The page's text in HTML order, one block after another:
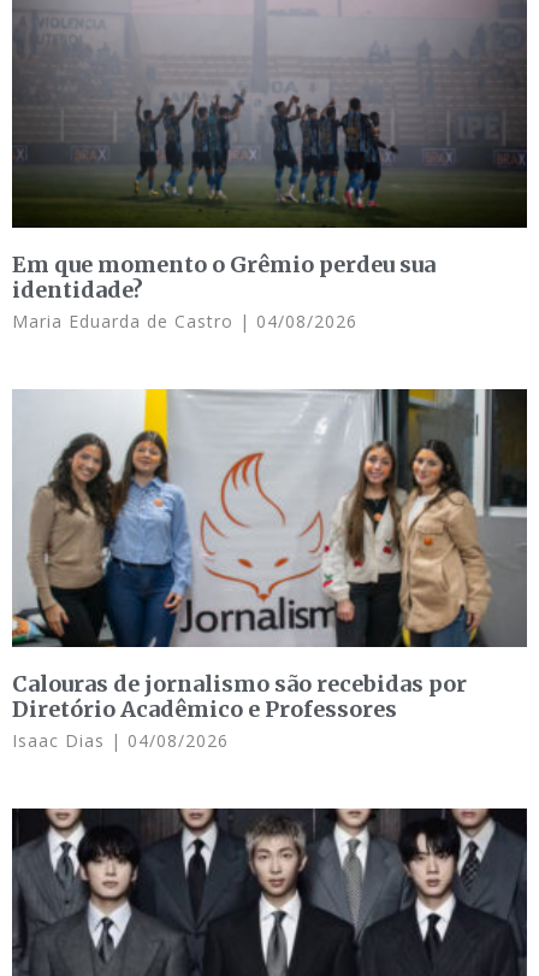
Em que momento o Grêmio perdeu sua
identidade?
Maria Eduarda de Castro 04/08/2026
Calouras de jornalismo são recebidas por
Diretório Acadêmico e Professores
Isaac Dias 04/08/2026